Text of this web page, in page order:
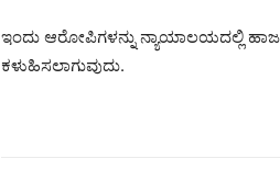
ಇಂದು ಆರೋಪಿಗಳನ್ನು ನ್ಯಾಯಾಲಯದಲ್ಲಿ
ಕಳುಹಿಸಲಾಗುವುದು.